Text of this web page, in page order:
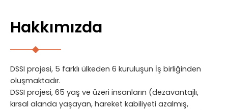
Hakkımızda
DSSI projesi, 5 farklı ülkeden 6 kuruluşun İş birliğinden
oluşmaktadır.
DSSI projesi, 65 yaş ve üzeri insanların (dezavantajlı,
kırsal alanda yaşayan, hareket kabiliyeti azalmış,